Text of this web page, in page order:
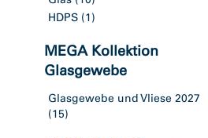
HDPS (1)
MEGA Kollektion
Glasgewebe
Glasgewebe und Vliese 2027
(15)